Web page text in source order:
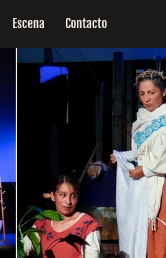
Escena Contacto